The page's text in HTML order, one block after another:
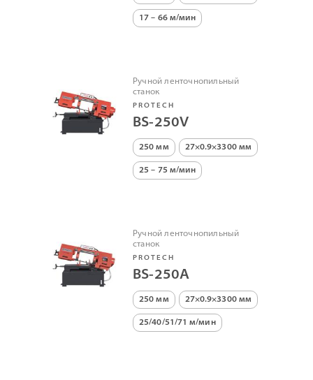
17 – 66 м/мин
Ручной ленточнопильный
станок
PROTECH
BS-250V
250 мм 27×0.9×3300 мм
25 – 75 м/мин
Ручной ленточнопильный
станок
PROTECH
BS-250A
250 мм 27×0.9×3300 мм
25/40/51/71 м/мин